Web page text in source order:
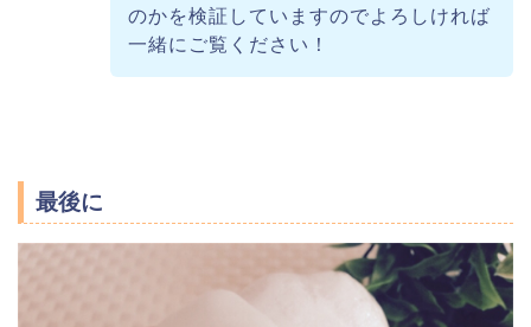
のかを検証していますのでよろしければ
一緒にご覧ください！
最後に